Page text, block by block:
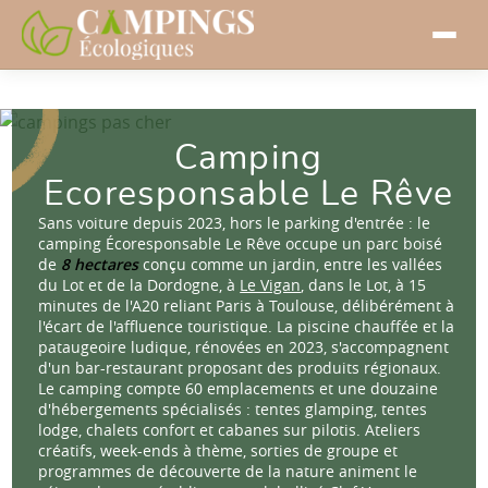
Camping
Ecoresponsable Le Rêve
Sans voiture depuis 2023, hors le parking d'entrée : le
camping Écoresponsable Le Rêve occupe un parc boisé
de 8 hectaresconçu comme un jardin, entre les vallées
du Lot et de la Dordogne, à Le Vigan , dans le Lot, à 15
minutes de l'A20 reliant Paris à Toulouse, délibérément à
l'écart de l'affluence touristique. La piscine chauffée et la
pataugeoire ludique, rénovées en 2023, s'accompagnent
d'un bar-restaurant proposant des produits régionaux.
Le camping compte 60 emplacements et une douzaine
d'hébergements spécialisés : tentes glamping, tentes
lodge, chalets confort et cabanes sur pilotis. Ateliers
créatifs, week-ends à thème, sorties de groupe et
programmes de découverte de la nature animent le